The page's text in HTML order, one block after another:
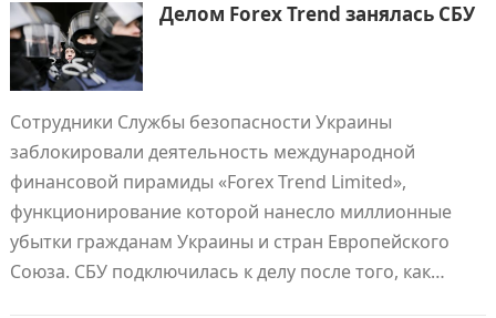
Делом Forex Trend занялась СБУ
Сотрудники Службы безопасности Украины
заблокировали деятельность международной
финансовой пирамиды «Forex Trend Limited»,
функционирование которой нанесло миллионные
убытки гражданам Украины и стран Европейского
Союза. СБУ подключилась к делу после того, как…